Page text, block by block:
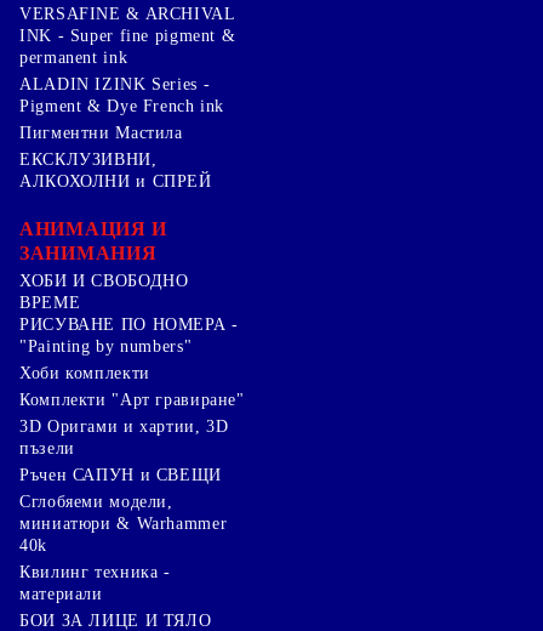
VERSAFINE & ARCHIVAL
INK - Super fine pigment &
permanent ink
ALADIN IZINK Series -
Pigment & Dye French ink
Пигментни Мастила
ЕКСКЛУЗИВНИ,
АЛКОХОЛНИ и СПРЕЙ
АНИМАЦИЯ И
ЗАНИМАНИЯ
ХОБИ И СВОБОДНО
ВРЕМЕ
РИСУВАНЕ ПО НОМЕРА -
"Painting by numbers"
Хоби комплекти
Комплекти "Арт гравиране"
3D Оригами и хартии, 3D
пъзели
Ръчен САПУН и СВЕЩИ
Сглобяеми модели,
миниатюри & Warhammer
40k
Квилинг техника -
материали
БОИ ЗА ЛИЦЕ И ТЯЛО